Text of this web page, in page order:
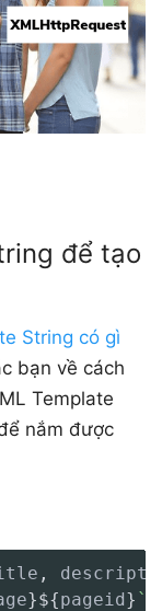
để tạo
String có gì
bạn về cách
Template
nắm được
,
}${pageid} `